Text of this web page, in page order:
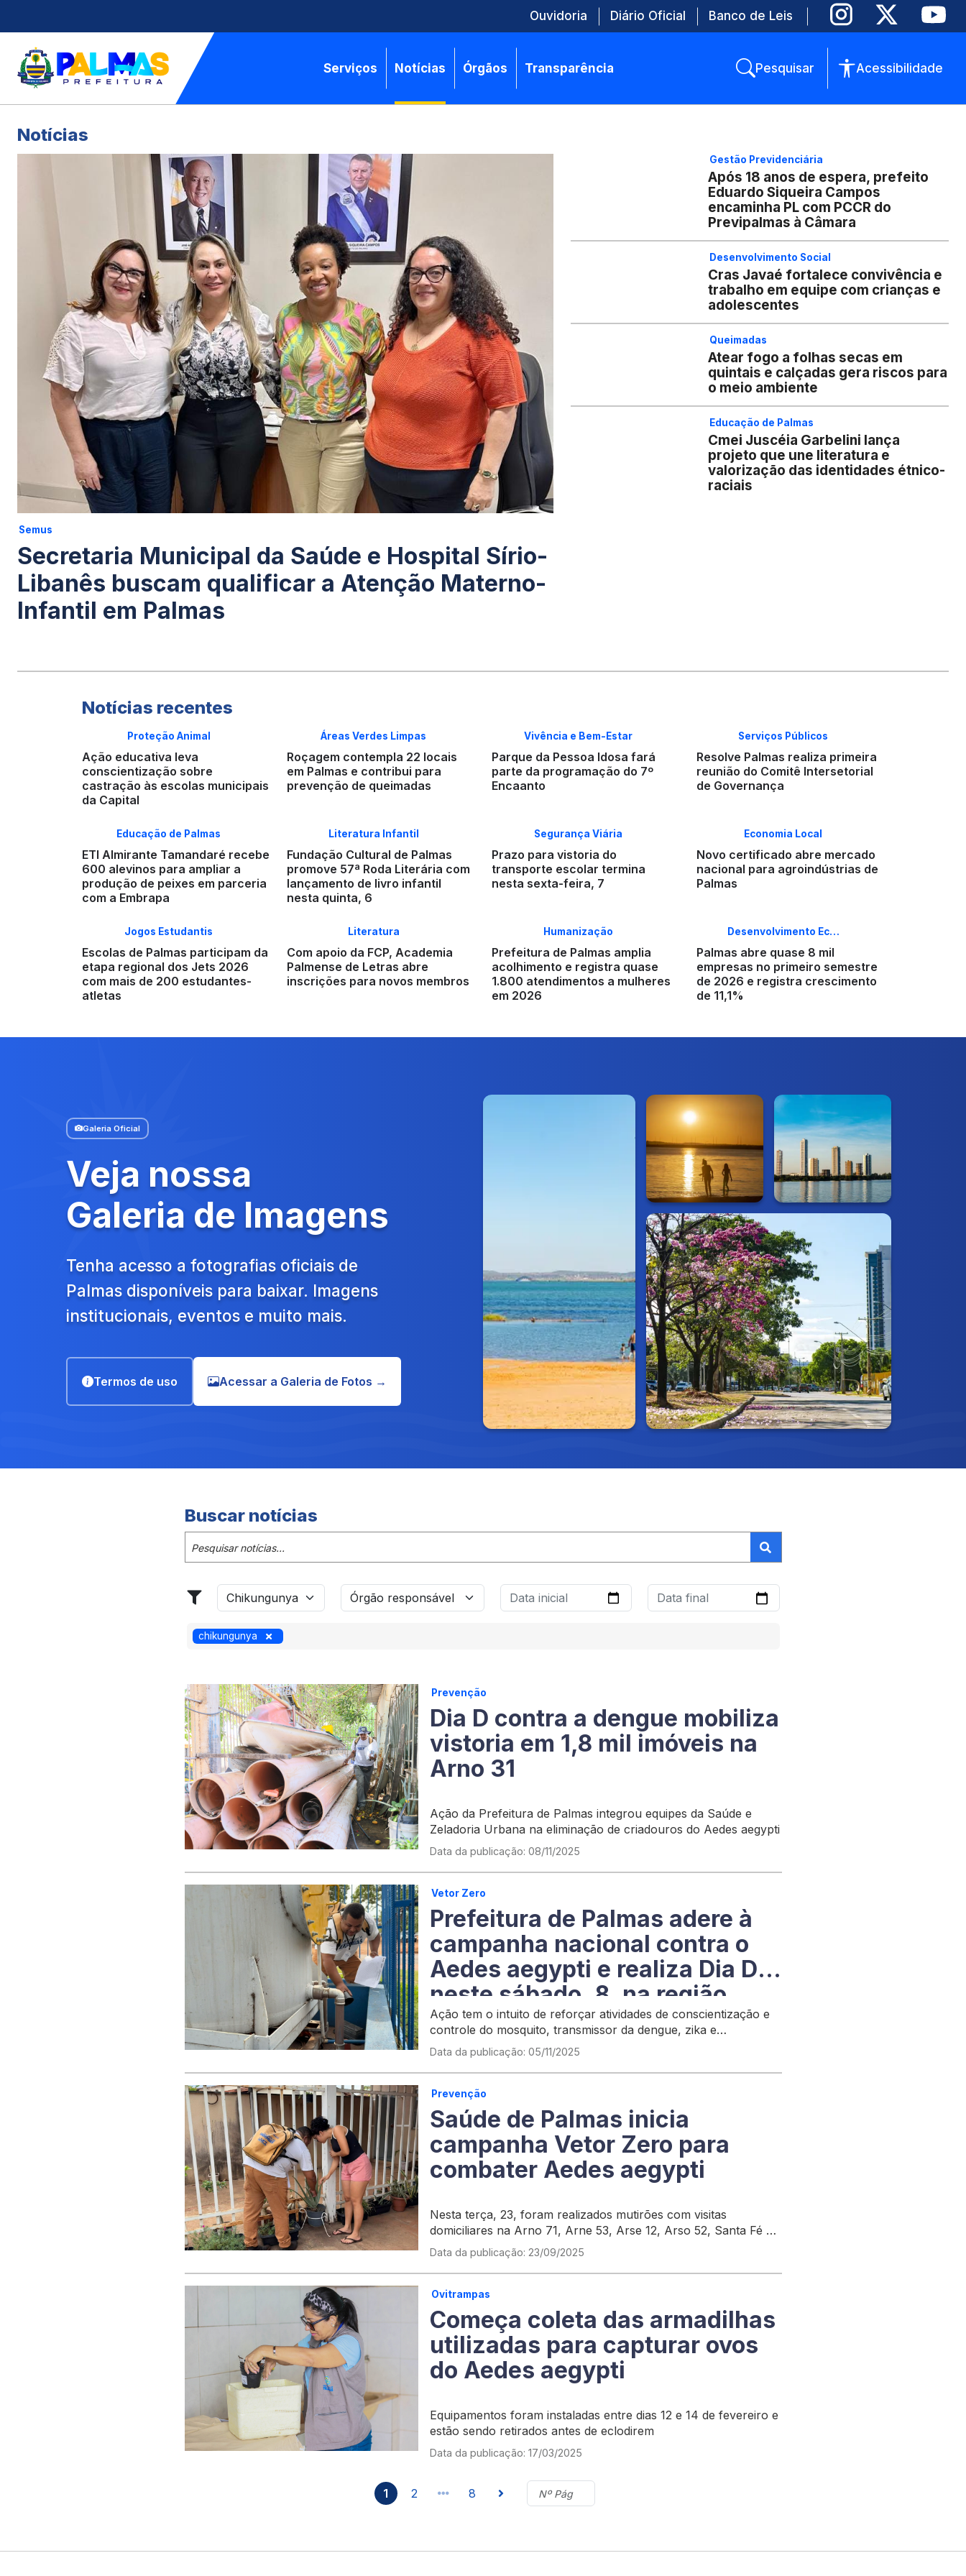
Ouvidoria Diário Oficial Banco de Leis
Serviços Notícias Órgãos Transparência Pesquisar Acessibilidade
Notícias
Semus
Secretaria Municipal da Saúde e Hospital Sírio-
Libanês buscam qualificar a Atenção Materno-
Infantil em Palmas
Gestão Previdenciária
Após 18 anos de espera, prefeito
Eduardo Siqueira Campos
encaminha PL com PCCR do
Previpalmas à Câmara
Desenvolvimento Social
Cras Javaé fortalece convivência e
trabalho em equipe com crianças e
adolescentes
Queimadas
Atear fogo a folhas secas em
quintais e calçadas gera riscos para
o meio ambiente
Educação de Palmas
Cmei Juscéia Garbelini lança
projeto que une literatura e
valorização das identidades étnico-
raciais
Notícias recentes
Proteção Animal
Ação educativa leva
conscientização sobre
castração às escolas municipais
da Capital
Áreas Verdes Limpas
Roçagem contempla 22 locais
em Palmas e contribui para
prevenção de queimadas
Vivência e Bem-Estar
Parque da Pessoa Idosa fará
parte da programação do 7º
Encaanto
Serviços Públicos
Resolve Palmas realiza primeira
reunião do Comitê Intersetorial
de Governança
Educação de Palmas
ETI Almirante Tamandaré recebe
600 alevinos para ampliar a
produção de peixes em parceria
com a Embrapa
Literatura Infantil
Fundação Cultural de Palmas
promove 57ª Roda Literária com
lançamento de livro infantil
nesta quinta, 6
Segurança Viária
Prazo para vistoria do
transporte escolar termina
nesta sexta-feira, 7
Economia Local
Novo certificado abre mercado
nacional para agroindústrias de
Palmas
Jogos Estudantis
Escolas de Palmas participam da
etapa regional dos Jets 2026
com mais de 200 estudantes-
atletas
Literatura
Com apoio da FCP, Academia
Palmense de Letras abre
inscrições para novos membros
Humanização
Prefeitura de Palmas amplia
acolhimento e registra quase
1.800 atendimentos a mulheres
em 2026
Desenvolvimento Ec…
Palmas abre quase 8 mil
empresas no primeiro semestre
de 2026 e registra crescimento
de 11,1%
Galeria Oficial
Veja nossa
Galeria de Imagens
Tenha acesso a fotografias oficiais de
Palmas disponíveis para baixar. Imagens
institucionais, eventos e muito mais.
Termos de uso Acessar a Galeria de Fotos →
Buscar notícias
chikungunya
Prevenção
Dia D contra a dengue mobiliza
vistoria em 1,8 mil imóveis na
Arno 31
Ação da Prefeitura de Palmas integrou equipes da Saúde e
Zeladoria Urbana na eliminação de criadouros do Aedes aegypti
Data da publicação: 08/11/2025
Vetor Zero
Prefeitura de Palmas adere à
campanha nacional contra o
Aedes aegypti e realiza Dia D
neste sábado, 8, na região
norte
Ação tem o intuito de reforçar atividades de conscientização e
controle do mosquito, transmissor da dengue, zika e
chikungunya
Data da publicação: 05/11/2025
Prevenção
Saúde de Palmas inicia
campanha Vetor Zero para
combater Aedes aegypti
Nesta terça, 23, foram realizados mutirões com visitas
domiciliares na Arno 71, Arne 53, Arse 12, Arso 52, Santa Fé e
Morada do Sol I e II
Data da publicação: 23/09/2025
Ovitrampas
Começa coleta das armadilhas
utilizadas para capturar ovos
do Aedes aegypti
Equipamentos foram instaladas entre dias 12 e 14 de fevereiro e
estão sendo retirados antes de eclodirem
Data da publicação: 17/03/2025
1 2 8